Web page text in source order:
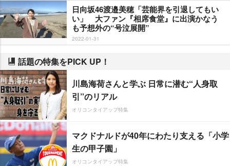
日向坂46渡邉美穂「芸能界を引退してもい
い」 大ファン『相席食堂』に出演かなう
も予想外の“号泣展開”
2022-01-31
話題の特集をPICK UP！
川島海荷さんと学ぶ 日常に潜む“人身取
引”のリアル
オリコンタイアップ特集
マクドナルドが40年にわたり支える「小学
生の甲子園」
オリコンタイアップ特集